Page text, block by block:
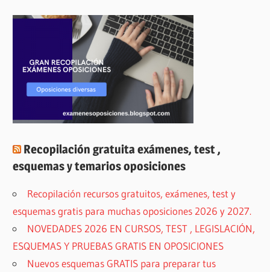
Recopilación gratuita exámenes, test ,
esquemas y temarios oposiciones
Recopilación recursos gratuitos, exámenes, test y
esquemas gratis para muchas oposiciones 2026 y 2027.
NOVEDADES 2026 EN CURSOS, TEST , LEGISLACIÓN,
ESQUEMAS Y PRUEBAS GRATIS EN OPOSICIONES
Nuevos esquemas GRATIS para preparar tus